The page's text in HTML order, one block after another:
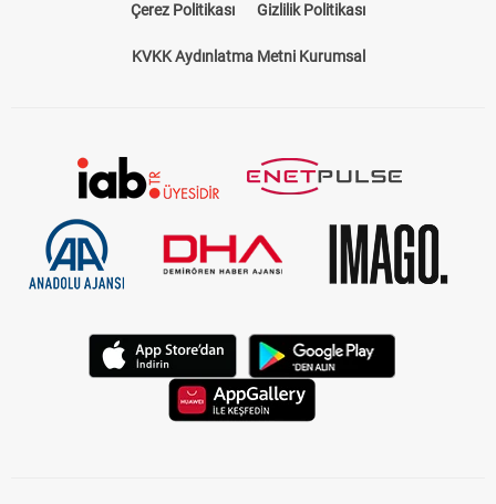
Çerez Politikası Gizlilik Politikası
KVKK Aydınlatma Metni Kurumsal